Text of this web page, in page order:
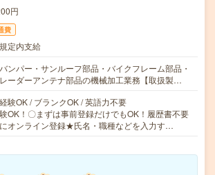
円
費
定内支給
ンパー・サンルーフ部品・バイクフレーム部品・
ーダーアンテナ部品の機械加工業務【取扱製…
験OK / ブランクOK / 英語力不要
OK！〇まずは事前登録だけでもOK！履歴書不要
オンライン登録★氏名・職種などを入力す…